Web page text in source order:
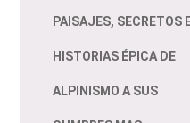
PAISAJES, SECRETOS
HISTORIAS ÉPICA DE
ALPINISMO A SUS